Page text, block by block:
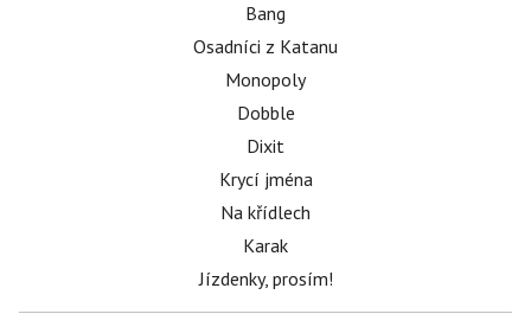
Bang
Osadníci z Katanu
Monopoly
Dobble
Dixit
Krycí jména
Na křídlech
Karak
Jízdenky, prosím!